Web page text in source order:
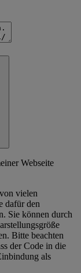
Webseite
vielen
dafür den
Sie können durch
Bitte beachten
der Code in die
als